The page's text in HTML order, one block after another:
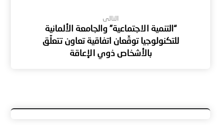
التالى
“التنمية الاجتماعية” والجامعة الألمانية
للتكنولوجيا توقّعان اتفاقية تعاون تتعلّق
بالأشخاص ذوي الإعاقة